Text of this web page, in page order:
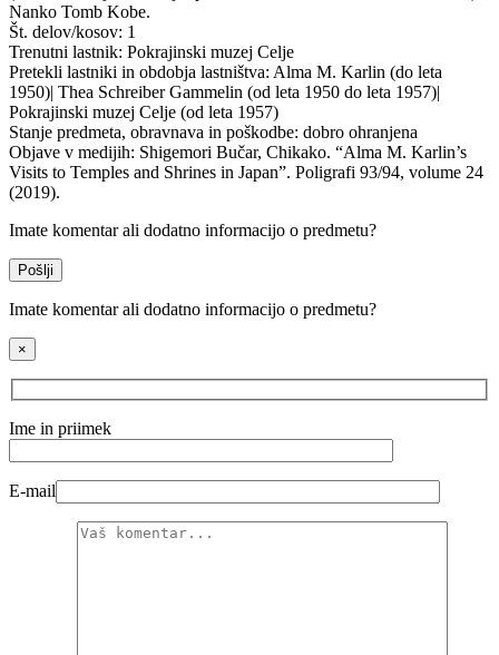
Nanko Tomb Kobe.
Št. delov/kosov: 1
Trenutni lastnik: Pokrajinski muzej Celje
Pretekli lastniki in obdobja lastništva: Alma M. Karlin (do leta
1950)| Thea Schreiber Gammelin (od leta 1950 do leta 1957)|
Pokrajinski muzej Celje (od leta 1957)
Stanje predmeta, obravnava in poškodbe: dobro ohranjena
Objave v medijih: Shigemori Bučar, Chikako. “Alma M. Karlin’s
Visits to Temples and Shrines in Japan”. Poligrafi 93/94, volume 24
(2019).
Imate komentar ali dodatno informacijo o predmetu?
Pošlji
Imate komentar ali dodatno informacijo o predmetu?
×
Ime in priimek
E-mail